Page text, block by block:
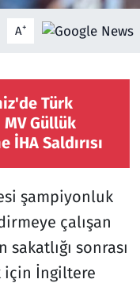
A+
Türk
MV Güllük
İHA Saldırısı
şampiyonluk
çalışan
sonrası
için İngiltere